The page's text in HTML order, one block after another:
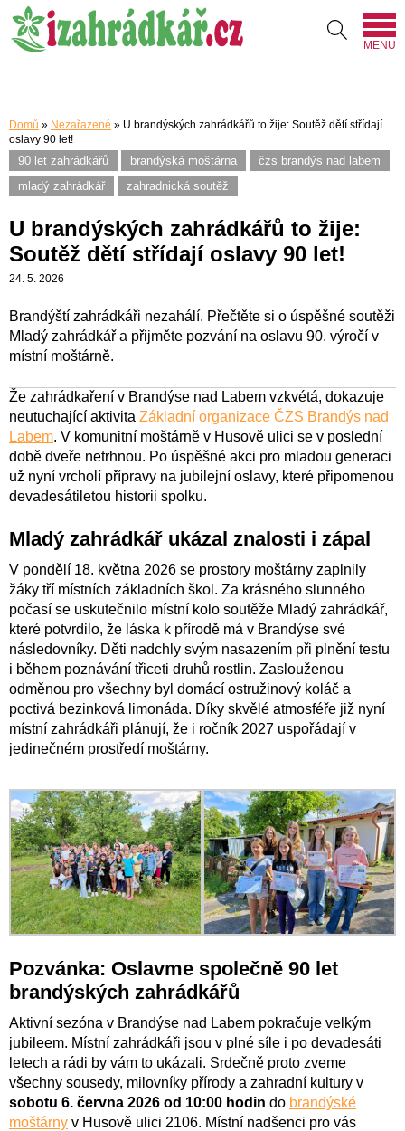
MENU
Domů » Nezařazené » U brandýských zahrádkářů to žije: Soutěž dětí střídají
oslavy 90 let!
90 let zahrádkářů brandýská moštárna
čzs brandýs nad labem
mladý zahrádkář
zahradnická soutěž
U brandýských zahrádkářů to žije:
Soutěž dětí střídají oslavy 90 let!
24. 5. 2026
Brandýští zahrádkáři nezahálí. Přečtěte si o úspěšné soutěži
Mladý zahrádkář a přijměte pozvání na oslavu 90. výročí v
místní moštárně.
Že zahrádkaření v Brandýse nad Labem vzkvétá, dokazuje
neutuchající aktivita Základní organizace ČZS Brandýs nad
Labem. V komunitní moštárně v Husově ulici se v poslední
době dveře netrhnou. Po úspěšné akci pro mladou generaci
už nyní vrcholí přípravy na jubilejní oslavy, které připomenou
devadesátiletou historii spolku.
Mladý zahrádkář ukázal znalosti i zápal
V pondělí 18. května 2026 se prostory moštárny zaplnily
žáky tří místních základních škol. Za krásného slunného
počasí se uskutečnilo místní kolo soutěže Mladý zahrádkář,
které potvrdilo, že láska k přírodě má v Brandýse své
následovníky. Děti nadchly svým nasazením při plnění testu
i během poznávání třiceti druhů rostlin. Zaslouženou
odměnou pro všechny byl domácí ostružinový koláč a
poctivá bezinková limonáda. Díky skvělé atmosféře již nyní
místní zahrádkáři plánují, že i ročník 2027 uspořádají v
jedinečném prostředí moštárny.
Pozvánka: Oslavme společně 90 let
brandýských zahrádkářů
Aktivní sezóna v Brandýse nad Labem pokračuje velkým
jubileem. Místní zahrádkáři jsou v plné síle i po devadesáti
letech a rádi by vám to ukázali. Srdečně proto zveme
všechny sousedy, milovníky přírody a zahradní kultury v
sobotu 6. června 2026 od 10:00 hodin do brandýské
moštárny v Husově ulici 2106. Místní nadšenci pro vás